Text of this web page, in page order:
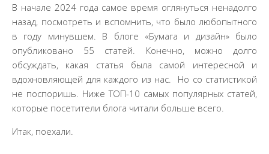
В начале 2024 года самое время оглянуться ненадолго
назад, посмотреть и вспомнить, что было любопытного
в году минувшем. В блоге «Бумага и дизайн» было
опубликовано 55 статей. Конечно, можно долго
обсуждать, какая статья была самой интересной и
вдохновляющей для каждого из нас. Но со статистикой
не поспоришь. Ниже ТОП-10 самых популярных статей,
которые посетители блога читали больше всего.
Итак, поехали.